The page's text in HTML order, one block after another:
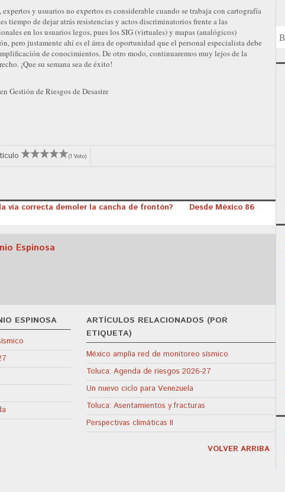
y usuarios no expertos es considerable cuando se trabaja con cartografía
tiempo de dejar atrás resistencias y actos discriminatorios frente a las
en los usuarios legos, pues los SIG (virtuales) y mapas (analógicos)
pero justamente ahí es el área de oportunidad que el personal especialista debe
de conocimientos. De otro modo, continuaremos muy lejos de la
¡Que su semana sea de éxito!
Gestión de Riesgos de Desastre
(1 Voto)
vía correcta demoler la cancha de frontón?
Desde México 86
Espinosa
ESPINOSA
ARTÍCULOS RELACIONADOS (POR
ETIQUETA)
México amplía red de monitoreo sísmico
Toluca: Agenda de riesgos 2026-27
Un nuevo ciclo para Venezuela
Toluca: Asentamientos y fracturas
Perspectivas climáticas II
VOLVER ARRIBA